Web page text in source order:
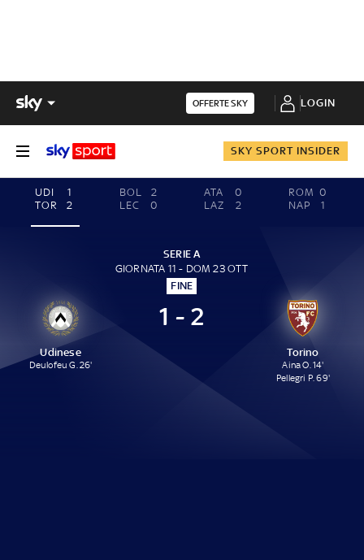
OFFERTE SKY LOGIN
SKY SPORT INSIDER
UDI
1
TOR
2
BOL
2
LEC
0
ATA
0
LAZ
2
ROM 0
NAP
1
SERIE A
GIORNATA 11 - DOM 23 OTT
FINE
Udinese
Deulofeu G. 26'
1 - 2
Torino
Aina O. 14'
Pellegri P. 69'